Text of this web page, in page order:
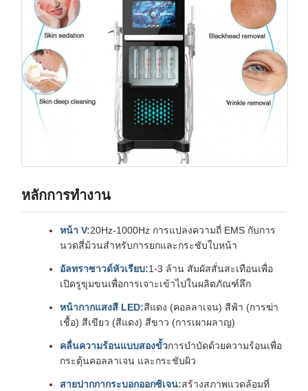
หลักการทํางาน
หน้า V:20Hz-1000Hz การแปลงความถี่ EMS กับการ
นวดสี่ม้วนสําหรับการยกและกระชับใบหน้า
อัลทราซาวด์หัวเรียบ:1-3 ล้าน สัมผัสสั่นสะเทือนเพื่อ
เปิดรูขุมขนเพื่อการเจาะเข้าไปในผลิตภัณฑ์ลึก
หน้ากากแสงสี LED:สีแดง (คอลลาเจน) สีฟ้า (การฆ่า
เชื้อ) สีเขียว (สีแดง) สีขาว (การเผาผลาญ)
คลื่นความร้อนแบบสองขั้วการบําบัดด้วยความร้อนเพื่อ
กระตุ้นคอลลาเจน และกระชับผิว
สายปากกากระบอกออกซิเจน:สร้างสภาพแวดล้อมที่